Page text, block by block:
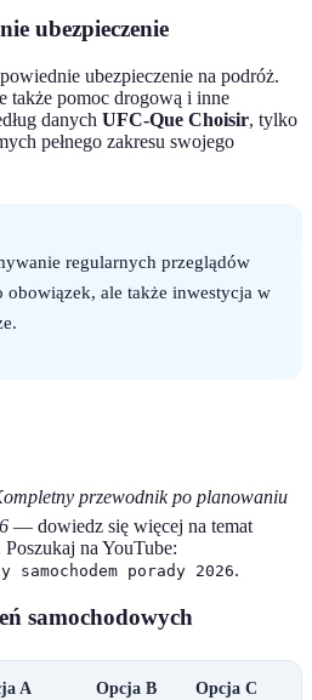
ubezpieczenie
ubezpieczenie na podróż.
także pomoc drogową i inne
danych UFC-Que Choisir, tylko
pełnego zakresu swojego
regularnych przeglądów
ale także inwestycja w
przewodnik po planowaniu
— dowiedz się więcej na temat
na YouTube:
porady 2026.
samochodowych
A Opcja B Opcja C